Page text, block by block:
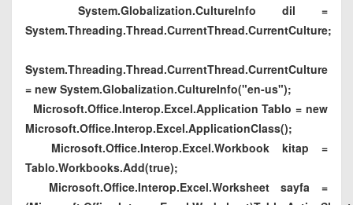
System.Globalization.CultureInfo dil =
System.Threading.Thread.CurrentThread.CurrentCulture;
System.Threading.Thread.CurrentThread.CurrentCulture
= new System.Globalization.CultureInfo("en-us");
Microsoft.Office.Interop.Excel.Application Tablo = new
Microsoft.Office.Interop.Excel.ApplicationClass();
Microsoft.Office.Interop.Excel.Workbook kitap =
Tablo.Workbooks.Add(true);
Microsoft.Office.Interop.Excel.Worksheet sayfa =